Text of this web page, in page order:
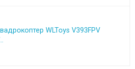
WLToys V393FPV